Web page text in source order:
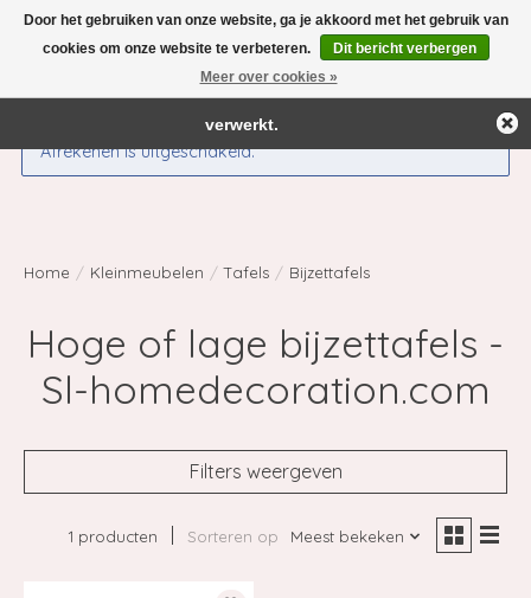
Verlanglijst
Afrekenen is uitgeschakeld.
Home / Kleinmeubelen / Tafels / Bijzettafels
Hoge of lage bijzettafels -
Sl-homedecoration.com
Filters weergeven
1 producten Sorteren op Meest bekeken
Door het gebruiken van onze website, ga je akkoord met het gebruik van
cookies om onze website te verbeteren.
Dit bericht verbergen
Meer over cookies »
← Keer terug naar de backofficeDeze winkel is in aanbouw.
Eventueel geplaatste orders zullen niet worden gehonoreerd of
verwerkt.